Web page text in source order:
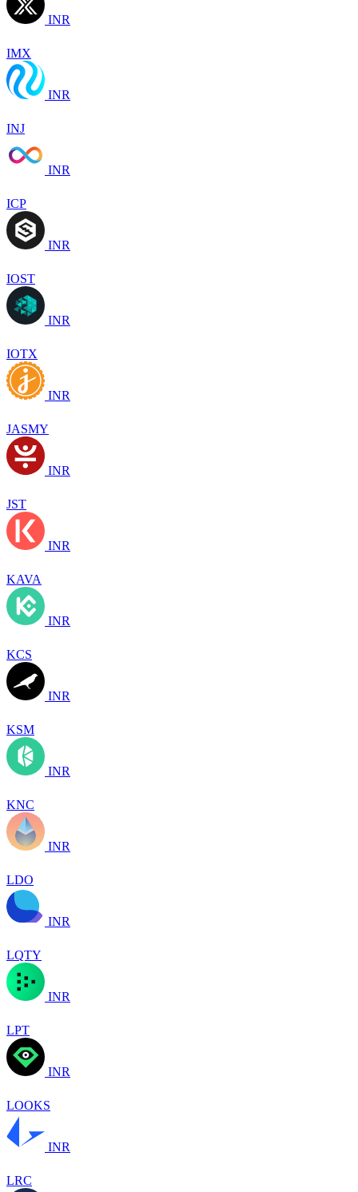
INR
IMX
INR
INJ
INR
ICP
INR
IOST
INR
IOTX
INR
JASMY
INR
JST
INR
KAVA
INR
KCS
INR
KSM
INR
KNC
INR
LDO
INR
LQTY
INR
LPT
INR
LOOKS
INR
LRC